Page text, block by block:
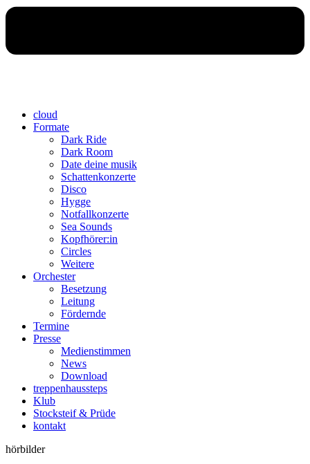
cloud
Formate
Dark Ride
Dark Room
Date deine musik
Schattenkonzerte
Disco
Hygge
Notfallkonzerte
Sea Sounds
Kopfhörer:in
Circles
Weitere
Orchester
Besetzung
Leitung
Fördernde
Termine
Presse
Medienstimmen
News
Download
treppenhaussteps
Klub
Stocksteif & Prüde
kontakt
hörbilder